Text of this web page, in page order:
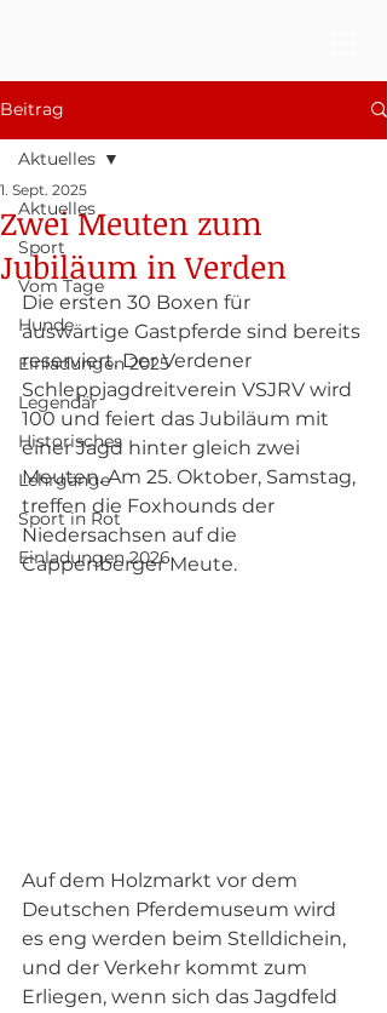
Beitrag
Aktuelles
Sport
Vom Tage
Hunde
Einladungen 2025
Legendär
Historisches
Lehrgänge
Sport in Rot
Einladungen 2026
Aktuelles
Zwei Meuten zum
Jubiläum in Verden
1. Sept. 2025
Die ersten 30 Boxen für
auswärtige Gastpferde sind bereits
reserviert. Der Verdener
Schleppjagdreitverein VSJRV wird
100 und feiert das Jubiläum mit
einer Jagd hinter gleich zwei
Meuten. Am 25. Oktober, Samstag,
treffen die Foxhounds der
Niedersachsen auf die
Cappenberger Meute.
Auf dem Holzmarkt vor dem
Deutschen Pferdemuseum wird
es eng werden beim Stelldichein,
und der Verkehr kommt zum
Erliegen, wenn sich das Jagdfeld